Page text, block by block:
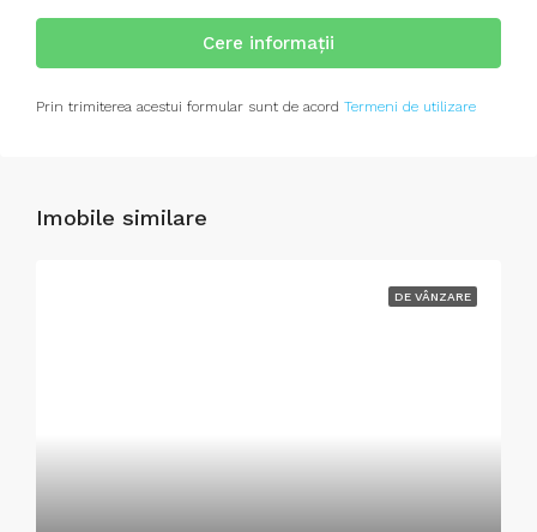
Cere informații
Prin trimiterea acestui formular sunt de acord Termeni de utilizare
Imobile similare
DE VÂNZARE